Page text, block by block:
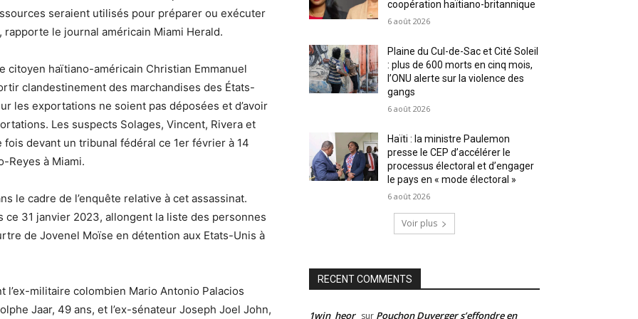
seraient utilisés pour préparer ou exécuter
le journal américain Miami Herald.
citoyen haïtiano-américain Christian Emmanuel
clandestinement des marchandises des États-
les exportations ne soient pas déposées et d’avoir
Les suspects Solages, Vincent, Rivera et
devant un tribunal fédéral ce 1er février à 14
Reyes à Miami.
le cadre de l’enquête relative à cet assassinat.
31 janvier 2023, allongent la liste des personnes
de Jovenel Moïse en détention aux Etats-Unis à
militaire colombien Mario Antonio Palacios
Jaar, 49 ans, et l’ex-sénateur Joseph Joel John,
coopération haïtiano-britannique
6 août 2026
Plaine du Cul-de-Sac et Cité Soleil
: plus de 600 morts en cinq mois,
l’ONU alerte sur la violence des
gangs
6 août 2026
Haïti : la ministre Paulemon
presse le CEP d’accélérer le
processus électoral et d’engager
le pays en « mode électoral »
6 août 2026
Voir plus
RECENT COMMENTS
1win_heor sur Pouchon Duverger s’effondre en